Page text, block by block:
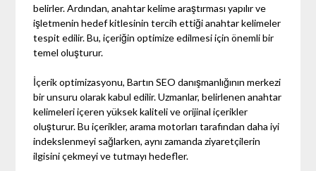
belirler. Ardından, anahtar kelime araştırması yapılır ve
işletmenin hedef kitlesinin tercih ettiği anahtar kelimeler
tespit edilir. Bu, içeriğin optimize edilmesi için önemli bir
temel oluşturur.
İçerik optimizasyonu, Bartın SEO danışmanlığının merkezi
bir unsuru olarak kabul edilir. Uzmanlar, belirlenen anahtar
kelimeleri içeren yüksek kaliteli ve orijinal içerikler
oluşturur. Bu içerikler, arama motorları tarafından daha iyi
indekslenmeyi sağlarken, aynı zamanda ziyaretçilerin
ilgisini çekmeyi ve tutmayı hedefler.